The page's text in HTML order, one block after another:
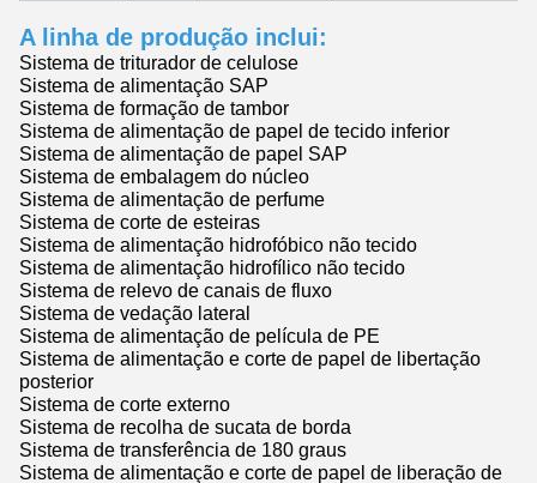
A linha de produção inclui:
Sistema de triturador de celulose
Sistema de alimentação SAP
Sistema de formação de tambor
Sistema de alimentação de papel de tecido inferior
Sistema de alimentação de papel SAP
Sistema de embalagem do núcleo
Sistema de alimentação de perfume
Sistema de corte de esteiras
Sistema de alimentação hidrofóbico não tecido
Sistema de alimentação hidrofílico não tecido
Sistema de relevo de canais de fluxo
Sistema de vedação lateral
Sistema de alimentação de película de PE
Sistema de alimentação e corte de papel de libertação
posterior
Sistema de corte externo
Sistema de recolha de sucata de borda
Sistema de transferência de 180 graus
Sistema de alimentação e corte de papel de liberação de